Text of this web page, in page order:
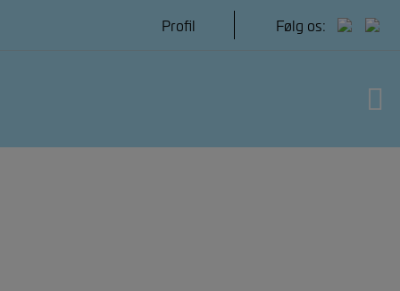
Profil Følg os: